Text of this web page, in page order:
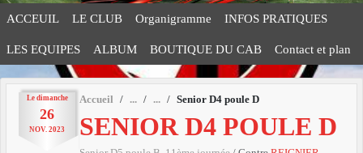
ACCEUIL LE CLUB Organigramme INFOS PRATIQUES
LES EQUIPES ALBUM BOUTIQUE DU CAB Contact et plan
Le dimanche
26
NOV. 2023
Accueil Senior D4 poule D
SENIOR D4 POULE D